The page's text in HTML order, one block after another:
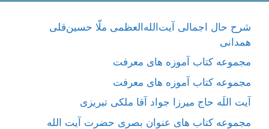
شرح حال اجمالی آیت‌الله‌العظمی ملّا حسین‌قلی
همدانی
مجموعه کتاب آموزه های معرفت
مجموعه کتاب آموزه های معرفت
آیت اللَه حاج میرزا جواد آقا ملکی تبریزی
مجموعه کتاب های عنوان بصری حضرت آیت الله